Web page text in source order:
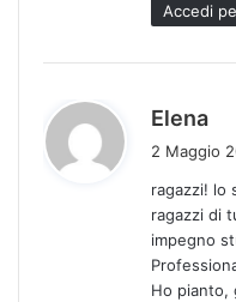
Accedi
Elena
e
t
t
2 Maggio
ragazzi! lo
ragazzi di
impegno
Ho pianto,